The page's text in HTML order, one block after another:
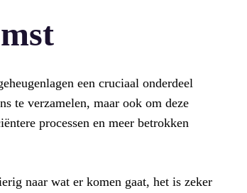
een cruciaal onderdeel
te verzamelen, maar ook om deze
processen en meer betrokken
naar wat er komen gaat, het is zeker